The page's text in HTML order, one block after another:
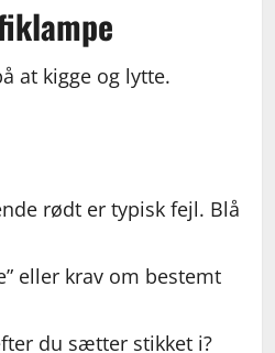
at kigge og lytte.
rødt er typisk fejl. Blå
eller krav om bestemt
du sætter stikket i?